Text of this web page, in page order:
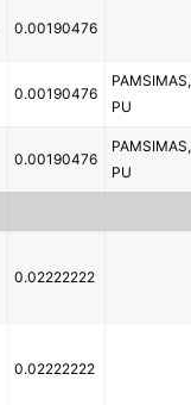
0.00190476
0.00190476
PAMSIMAS,
PU
0.00190476
PAMSIMAS,
PU
0.02222222
0.02222222